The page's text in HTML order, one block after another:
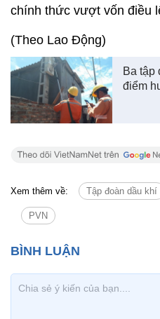
chính thức vượt vốn điều
(Theo Lao Động)
Ba tập
điểm
Xem thêm về: Tập đoàn dầu khí
PVN